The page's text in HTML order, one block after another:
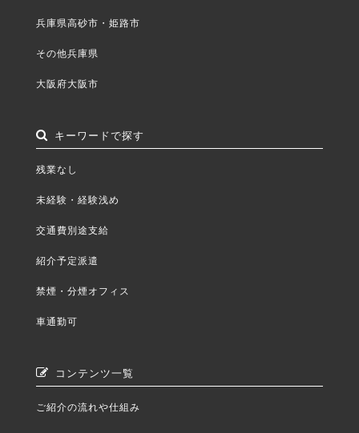
兵庫県高砂市・姫路市
その他兵庫県
大阪府大阪市
キーワードで探す
残業なし
未経験・経験浅め
交通費別途支給
紹介予定派遣
禁煙・分煙オフィス
車通勤可
コンテンツ一覧
ご紹介の流れや仕組み